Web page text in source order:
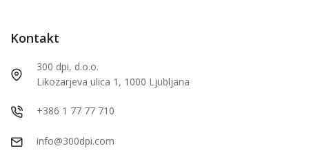
Kontakt
300 dpi, d.o.o.
Likozarjeva ulica 1, 1000 Ljubljana
+386 1 77 77 710
info@300dpi.com